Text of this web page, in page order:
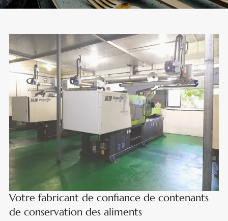
Votre fabricant de confiance de contenants
de conservation des aliments